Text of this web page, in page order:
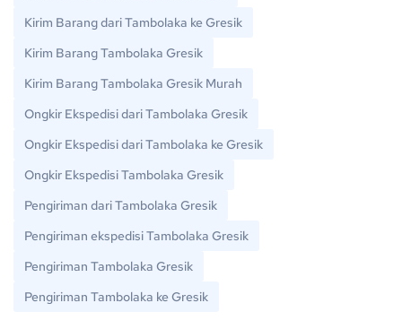
Kirim Barang dari Tambolaka ke Gresik
Kirim Barang Tambolaka Gresik
Kirim Barang Tambolaka Gresik Murah
Ongkir Ekspedisi dari Tambolaka Gresik
Ongkir Ekspedisi dari Tambolaka ke Gresik
Ongkir Ekspedisi Tambolaka Gresik
Pengiriman dari Tambolaka Gresik
Pengiriman ekspedisi Tambolaka Gresik
Pengiriman Tambolaka Gresik
Pengiriman Tambolaka ke Gresik